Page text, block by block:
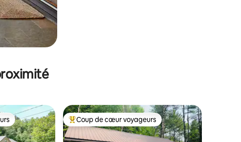
les plus appréciés Coups de cœur voyageurs les plus appréciés
Coup de cœur voyageurs